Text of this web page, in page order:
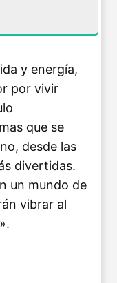
y energía,
por vivir
que se
desde las
divertidas.
un mundo de
vibrar al